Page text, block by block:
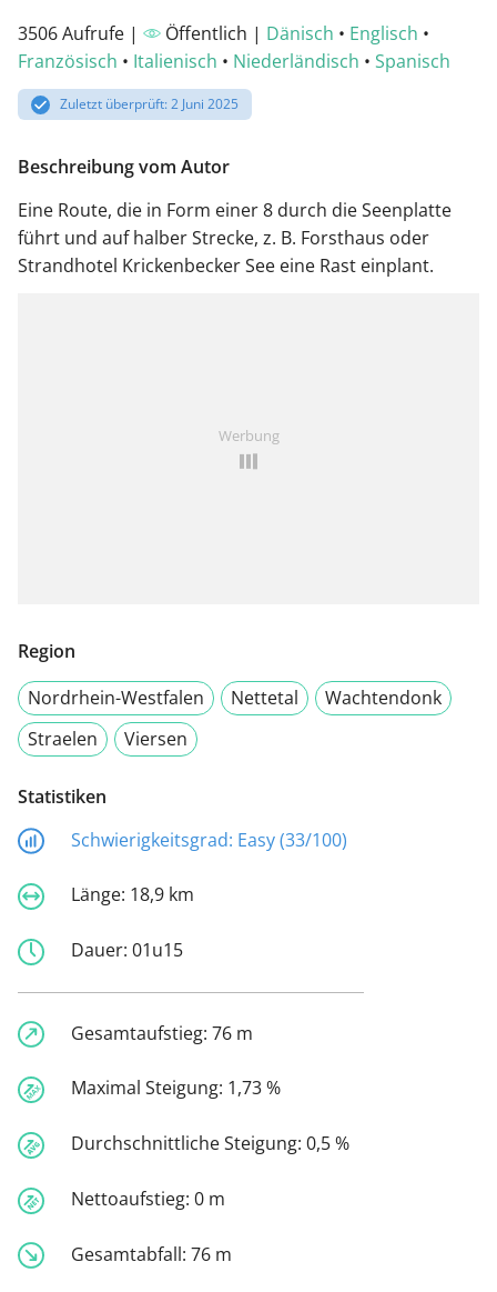
3506 Aufrufe | Öffentlich | Dänisch • Englisch •
Französisch • Italienisch • Niederländisch • Spanisch
Zuletzt überprüft: 2 Juni 2025
Beschreibung vom Autor
Eine Route, die in Form einer 8 durch die Seenplatte
führt und auf halber Strecke, z. B. Forsthaus oder
Strandhotel Krickenbecker See eine Rast einplant.
Werbung
Region
Nordrhein-Westfalen
Nettetal
Wachtendonk
Straelen
Viersen
Statistiken
Schwierigkeitsgrad: Easy (33/100)
Länge: 18,9 km
Dauer: 01u15
Gesamtaufstieg: 76 m
Maximal Steigung: 1,73 %
Durchschnittliche Steigung: 0,5 %
Nettoaufstieg: 0 m
Gesamtabfall: 76 m